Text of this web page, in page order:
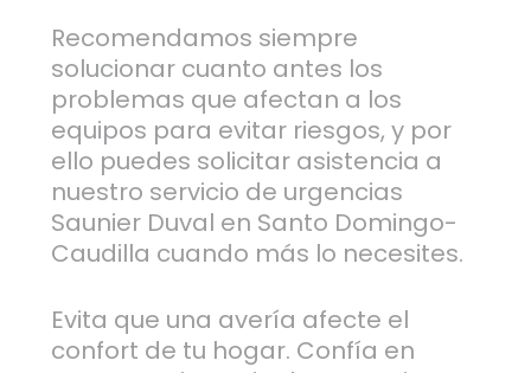
Recomendamos siempre
solucionar cuanto antes los
problemas que afectan a los
equipos para evitar riesgos, y por
ello puedes solicitar asistencia a
nuestro servicio de urgencias
Saunier Duval en Santo Domingo-
Caudilla cuando más lo necesites.
Evita que una avería afecte el
confort de tu hogar. Confía en